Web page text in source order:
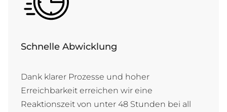
Schnelle Abwicklung
Dank klarer Prozesse und hoher
Erreichbarkeit erreichen wir eine
Reaktionszeit von unter 48 Stunden bei all